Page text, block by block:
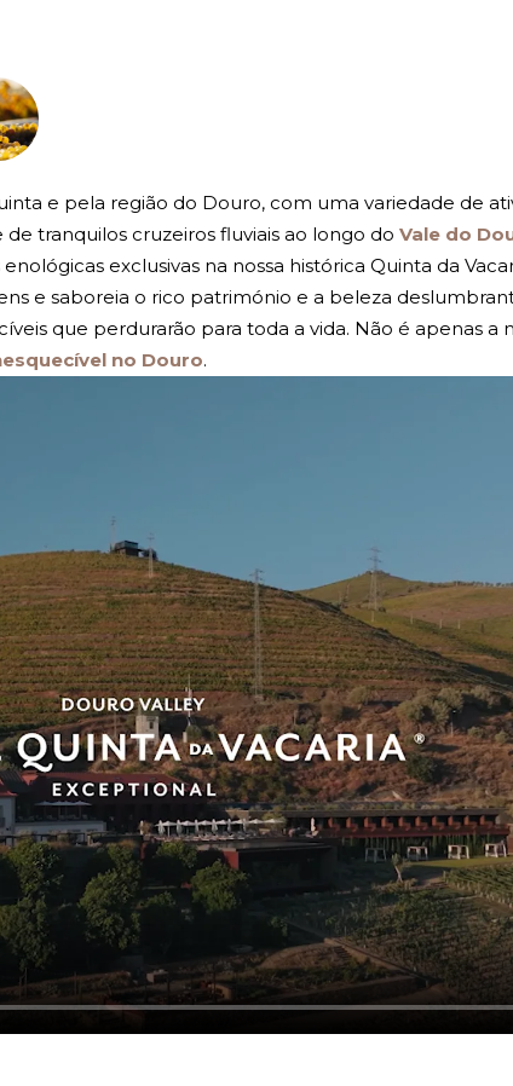
e pela região do Douro, com uma variedade de
tranquilos cruzeiros fluviais ao longo do Vale do
exclusivas na nossa histórica Quinta da
e saboreia o rico património e a beleza
que perdurarão para toda a vida. Não é apenas a
no Douro.